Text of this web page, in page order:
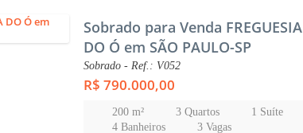
Sobrado para Venda FREGUESIA
DO Ó em SÃO PAULO-SP
Sobrado - Ref.: V052
R$ 790.000,00
200 m² 3 Quartos
1 Suíte
4 Banheiros
3 Vagas